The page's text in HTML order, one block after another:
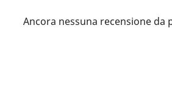
Ancora nessuna recensione da
You need to be logged in to save
wish list.